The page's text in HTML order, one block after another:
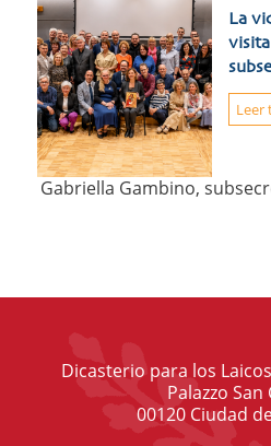
La
visita
Gabriella Gambino,
Leer
Dicasterio para los
Palazzo San
00120 Ciudad